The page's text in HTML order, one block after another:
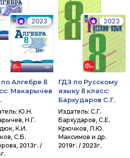
2023
Алгебре 8
Макарычев
Ю.Н.
Н.Г.
К.И.
С.Б.
2013г. /
2023
ГДЗ по Русскому
языку 8 класс:
Бархударов С.Г.
Издатель: С.Г.
Бархударов, С.Е.
Крючков, Л.Ю.
Максимов и др.
2019г. / 2023г.